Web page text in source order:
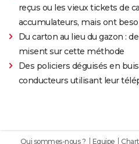
reçus ou les vieux tickets de
accumulateurs, mais ont
Du carton au lieu du gazon :
misent sur cette méthode
Des policiers déguisés en
conducteurs utilisant leur
Qui sommes-nous ? Equipe